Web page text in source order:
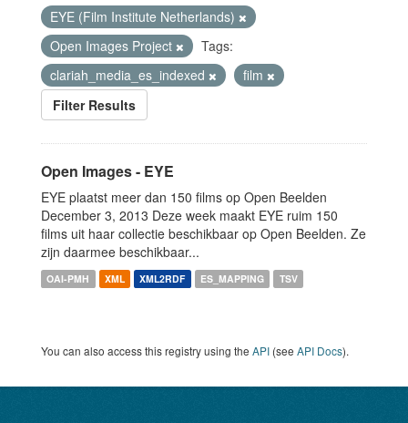
EYE (Film Institute Netherlands)
Open Images Project
Tags:
clariah_media_es_indexed
film
Filter Results
Open Images - EYE
EYE plaatst meer dan 150 films op Open Beelden
December 3, 2013 Deze week maakt EYE ruim 150
films uit haar collectie beschikbaar op Open Beelden. Ze
zijn daarmee beschikbaar...
OAI-PMH XML XML2RDF ES_MAPPING TSV
You can also access this registry using the API (see API Docs).